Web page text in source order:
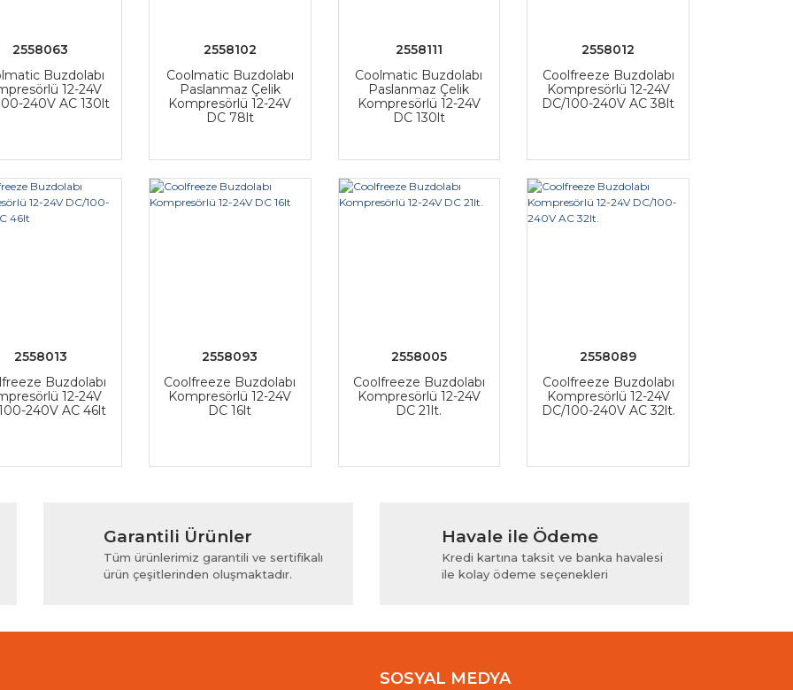
2558063
Buzdolabı
12-24V
240V AC 130lt
2558102
Coolmatic Buzdolabı
Paslanmaz Çelik
Kompresörlü 12-24V
DC 78lt
2558111
Coolmatic Buzdolabı
Paslanmaz Çelik
Kompresörlü 12-24V
DC 130lt
2558012
Coolfreeze Buzdolabı
Kompresörlü 12-24V
DC/100-240V AC 38lt
2558013
Buzdolabı
12-24V
240V AC 46lt
2558093
Coolfreeze Buzdolabı
Kompresörlü 12-24V
DC 16lt
2558005
Coolfreeze Buzdolabı
Kompresörlü 12-24V
DC 21lt.
2558089
Coolfreeze Buzdolabı
Kompresörlü 12-24V
DC/100-240V AC 32lt.
Garantili Ürünler
Tüm ürünlerimiz garantili ve sertifikalı
ürün çeşitlerinden oluşmaktadır.
Havale ile Ödeme
Kredi kartına taksit ve banka havalesi
ile kolay ödeme seçenekleri
SOSYAL MEDYA